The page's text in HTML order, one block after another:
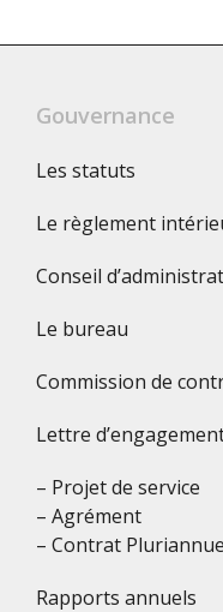
Gouvernance
Les statuts
Le règlement
Conseil
Le bureau
Commission de
Lettre
– Projet de service
– Agrément
– Contrat
Rapports annuels